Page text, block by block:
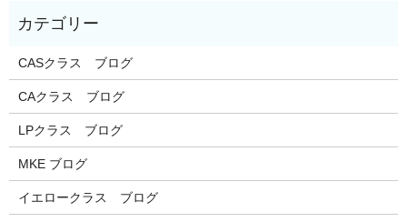
CASクラス ブログ
CAクラス ブログ
LPクラス ブログ
MKE ブログ
イエロークラス ブログ